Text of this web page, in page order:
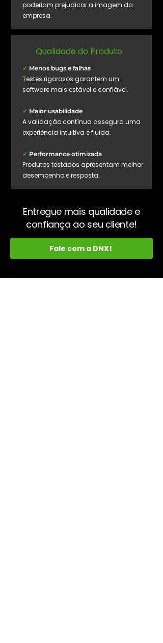
poderiam prejudicar a imagem da
empresa.
Qualidade do Produto
✔ Menos bugs e falhas
Testes rigorosos garantem um
software mais estável e confiável.
✔ Maior usabilidade
A validação contínua assegura uma
experiência intuitiva e fluida.
✔ Performance otimizada
Produtos testados apresentam melhor
desempenho e resposta.
Entregue mais qualidade e
confiança ao seu cliente!
Fale com a DNX!